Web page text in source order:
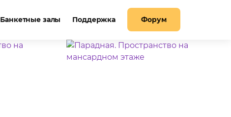
Банкетные залы Поддержка Форум